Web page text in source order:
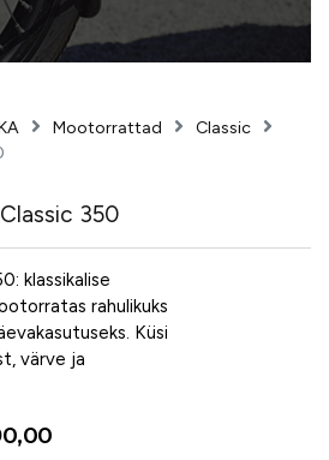
Mootorrattad
Classic
350
klassikalise
rahulikuks
Küsi
värve ja